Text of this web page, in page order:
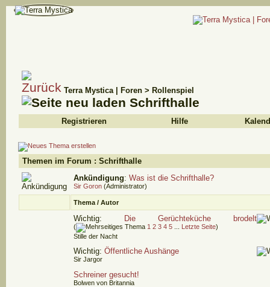
Terra Mystica | Foren > Rollenspiel
Schrifthalle
Registrieren Hilfe
Themen im Forum : Schrifthalle
Ankündigung: Was ist die Schrifthalle?
Sir Goron (Administrator)
Thema / Autor
Wichtig: Die Gerüchteküche brodelt
( 1 2 3 4 5 Letzte Seite)
Stille der Nacht
Wichtig: Öffentliche Aushänge
Sir Jargor
Schreiner gesucht!
Bolwen von Britannia